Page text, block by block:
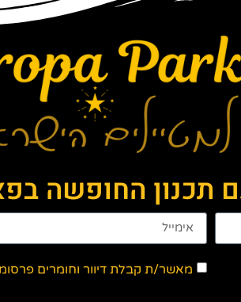
תכנון החופשה
מאשר/ת קבלת דיוור וחומרים